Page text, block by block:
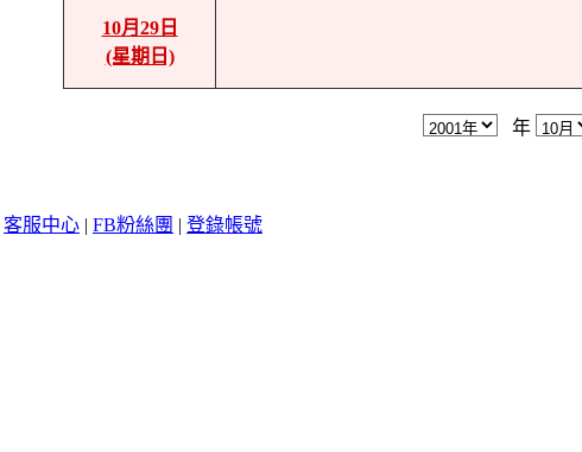
10月29日
(星期日)
年
客服中心 | FB粉絲團 | 登錄帳號